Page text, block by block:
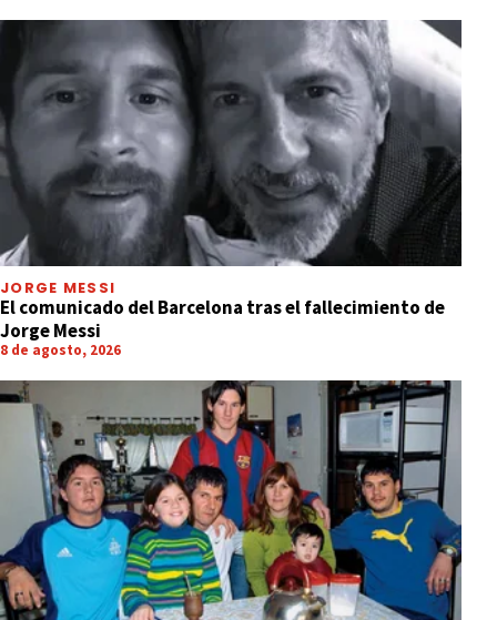
JORGE MESSI
El comunicado del Barcelona tras el fallecimiento de
Jorge Messi
8 de agosto, 2026